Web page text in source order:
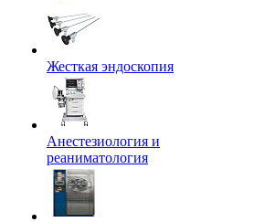
Жесткая эндоскопия
Анестезиология и
реаниматология